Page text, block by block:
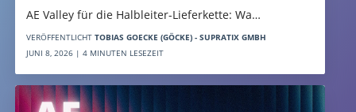
AE Valley für die Halbleiter-Lieferkette: Wa…
VERÖFFENTLICHT TOBIAS GOECKE (GÖCKE) - SUPRATIX GMBH
JUNI 8, 2026 | 4 MINUTEN LESEZEIT